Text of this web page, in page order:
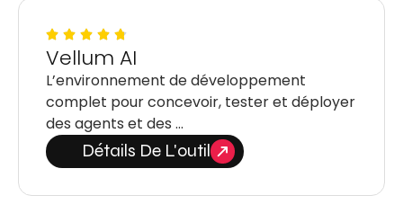
Vellum AI
L’environnement de développement
complet pour concevoir, tester et déployer
des agents et des …
Détails De L'outil